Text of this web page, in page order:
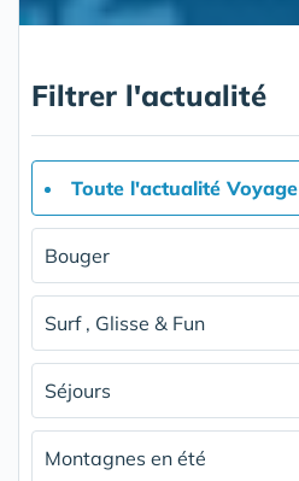
Filtrer l'actualité
Toute l'actualité Voyage
Bouger
Surf , Glisse & Fun
Séjours
Montagnes en été